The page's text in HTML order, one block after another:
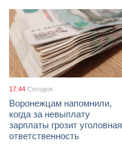
17:44 Сегодня
Воронежцам напомнили,
когда за невыплату
зарплаты грозит уголовная
ответственность